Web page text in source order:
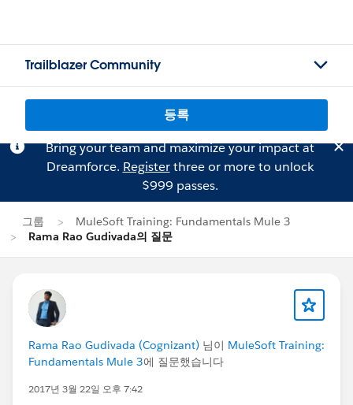
Trailblazer Community
등록
Bring your team and maximize your impact at
Dreamforce. Registerthree or more to unlock
$999 passes.
그룹
MuleSoft Training: Fundamentals Mule 3
Rama Rao Gudivada의 질문
Rama Rao Gudivada (Cognizant) 님이 MuleSoft Training:
Fundamentals Mule 3에 질문했습니다
2017년 3월 22일 오후 7:42